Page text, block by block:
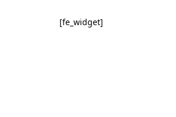
[fe_widget]